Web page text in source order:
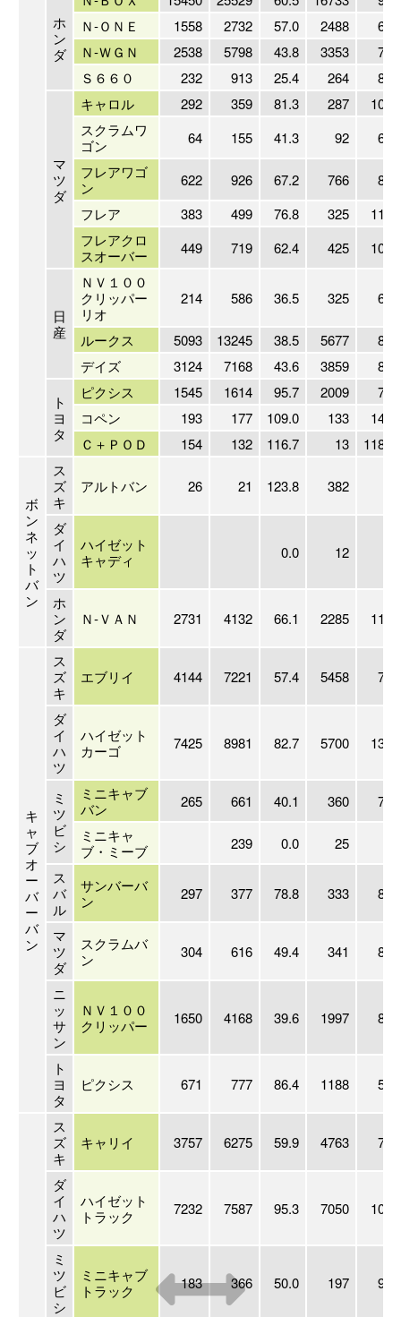
ホ
ン
ダ
Ｎ-ＯＮＥ
1558 2732 57.0 2488
Ｎ-ＷＧＮ
2538 5798 43.8 3353
Ｓ６６０
232 913 25.4 264
マ
ツ
ダ
キャロル 292 359 81.3 287
スクラムワ
ゴン
64 155 41.3 92
フレアワゴ
ン
622 926 67.2 766
フレア
383 499 76.8 325
フレアクロ
スオーバー
449 719 62.4 425
日
産
ＮＶ１００
クリッパー
リオ
214 586 36.5 325
ルークス 5093 13245 38.5 5677
デイズ
3124 7168 43.6 3859
ト
ヨ
タ
ピクシス 1545 1614 95.7 2009
コペン
193 177 109.0 133
Ｃ＋ＰＯＤ
154 132 116.7 13
ボ
ン
ネ
ッ
ト
バ
ン
ス
ズ
キ
アルトバン 26 21 123.8 382
ダ
イ
ハ
ツ
ハイゼット
キャディ
0.0 12
ホ
ン
ダ
Ｎ-ＶＡＮ 2731 4132 66.1 2285
キ
ャ
ブ
オ
ー
バ
ー
バ
ン
ス
ズ
キ
エブリイ 4144 7221 57.4 5458
ダ
イ
ハ
ツ
ハイゼット
カーゴ
7425 8981 82.7 5700
ミ
ツ
ビ
シ
ミニキャブ
バン
265 661 40.1 360
ミニキャ
ブ・ミーブ
239 0.0 25
ス
バ
ル
サンバーバ
ン
297 377 78.8 333
マ
ツ
ダ
スクラムバ
ン
304 616 49.4 341
ニ
ッ
サ
ン
ＮＶ１００
クリッパー
1650 4168 39.6 1997
ト
ヨ
タ
ピクシス 671 777 86.4 1188
ス
ズ
キ
キャリイ 3757 6275 59.9 4763
ダ
イ
ハ
ツ
ハイゼット
トラック
7232 7587 95.3 7050
ミ
ツ
ビ
シ
ミニキャブ
トラック
183 366 50.0 197